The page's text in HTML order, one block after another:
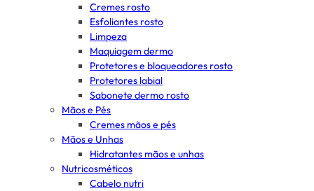
Cremes rosto
Esfoliantes rosto
Limpeza
Maquiagem dermo
Protetores e bloqueadores rosto
Protetores labial
Sabonete dermo rosto
Mãos e Pés
Cremes mãos e pés
Mãos e Unhas
Hidratantes mãos e unhas
Nutricosméticos
Cabelo nutri